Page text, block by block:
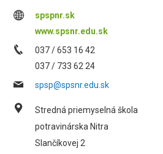
spspnr.sk
www.spsnr.edu.sk
037 / 653 16 42
037 / 733 62 24
spsp@spsnr.edu.sk
Stredná priemyselná škola
potravinárska Nitra
Slančíkovej 2